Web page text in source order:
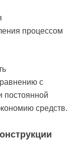
процессом
с
постоянной
средств.